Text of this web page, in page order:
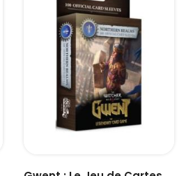
visibility